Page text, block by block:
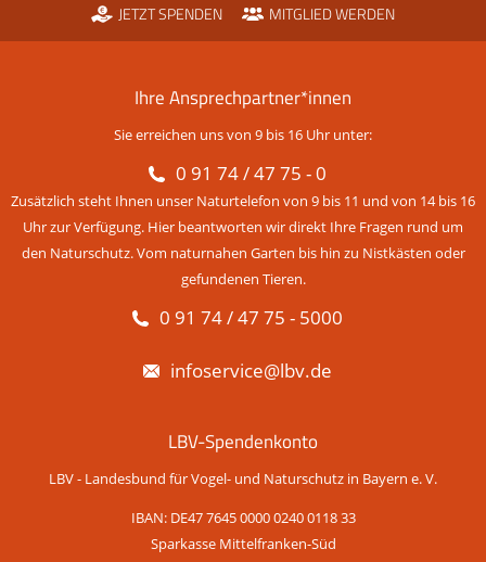
JETZT SPENDEN MITGLIED WERDEN
Ihre Ansprechpartner*innen
Sie erreichen uns von 9 bis 16 Uhr unter:
0 91 74 / 47 75 - 0
Zusätzlich steht Ihnen unser Naturtelefon von 9 bis 11 und von 14 bis 16
Uhr zur Verfügung. Hier beantworten wir direkt Ihre Fragen rund um
den Naturschutz. Vom naturnahen Garten bis hin zu Nistkästen oder
gefundenen Tieren.
0 91 74 / 47 75 - 5000
infoservice@lbv.de
LBV-Spendenkonto
LBV - Landesbund für Vogel- und Naturschutz in Bayern e. V.
IBAN: DE47 7645 0000 0240 0118 33
Sparkasse Mittelfranken-Süd